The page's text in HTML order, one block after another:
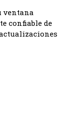
ventana
confiable de